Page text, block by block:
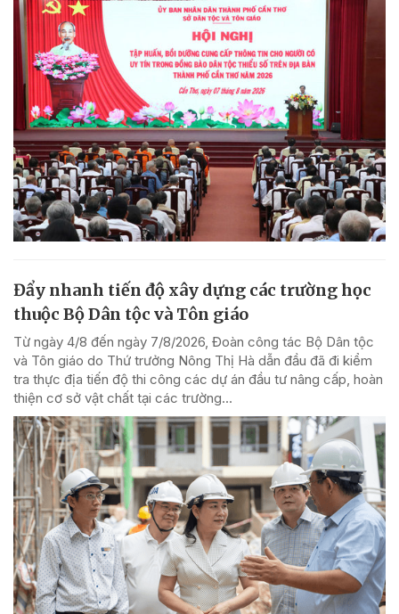
Đẩy nhanh tiến độ xây dựng các trường học
thuộc Bộ Dân tộc và Tôn giáo
Từ ngày 4/8 đến ngày 7/8/2026, Đoàn công tác Bộ Dân tộc
và Tôn giáo do Thứ trưởng Nông Thị Hà dẫn đầu đã đi kiểm
tra thực địa tiến độ thi công các dự án đầu tư nâng cấp, hoàn
thiện cơ sở vật chất tại các trường...